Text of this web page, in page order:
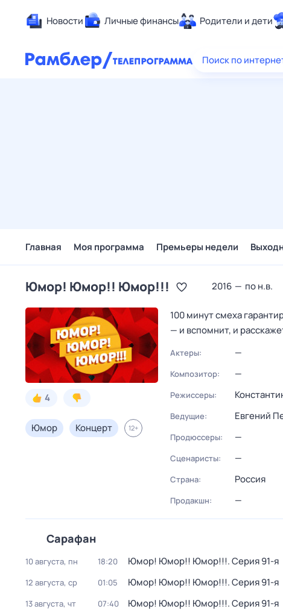
Новости Личные финансы Родители и дети
Здоровье
Поиск по
Главная Моя программа Премьеры недели
Юмор! Юмор!! Юмор!!! 2016 — по н.в.
4
Юмор Концерт 12+
100 минут смеха
— и вспомнит, и
Актеры: —
Композитор: —
Режиссеры:
Ведущие: Евгений
Продюссеры: —
Сценаристы: —
Страна: Россия
Продакшн: —
Сарафан
10 августа, пн 18:20 Юмор! Юмор!! Юмор!!!. Серия 91-я
12 августа, ср 01:05 Юмор! Юмор!! Юмор!!!. Серия 91-я
13 августа, чт 07:40 Юмор! Юмор!! Юмор!!!. Серия 91-я